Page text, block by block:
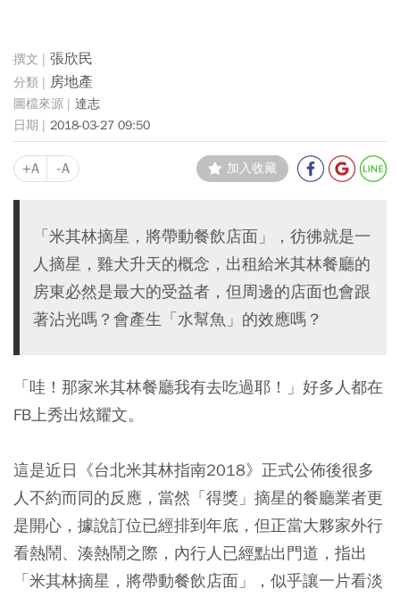
張欣民
房地產
達志
2018-03-27 09:50
+A -A 加入收藏
「米其林摘星，將帶動餐飲店面」，彷彿就是一
人摘星，雞犬升天的概念，出租給米其林餐廳的
房東必然是最大的受益者，但周邊的店面也會跟
著沾光嗎？會產生「水幫魚」的效應嗎？
「哇！那家米其林餐廳我有去吃過耶！」好多人都在
FB上秀出炫耀文。
這是近日《台北米其林指南2018》正式公佈後很多
人不約而同的反應，當然「得獎」摘星的餐廳業者更
是開心，據說訂位已經排到年底，但正當大夥家外行
看熱鬧、湊熱鬧之際，內行人已經點出門道，指出
「米其林摘星，將帶動餐飲店面」，似乎讓一片看淡